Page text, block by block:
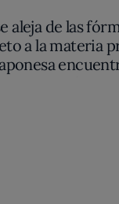
de las
a la
pescados
gratuito;
donde ambos